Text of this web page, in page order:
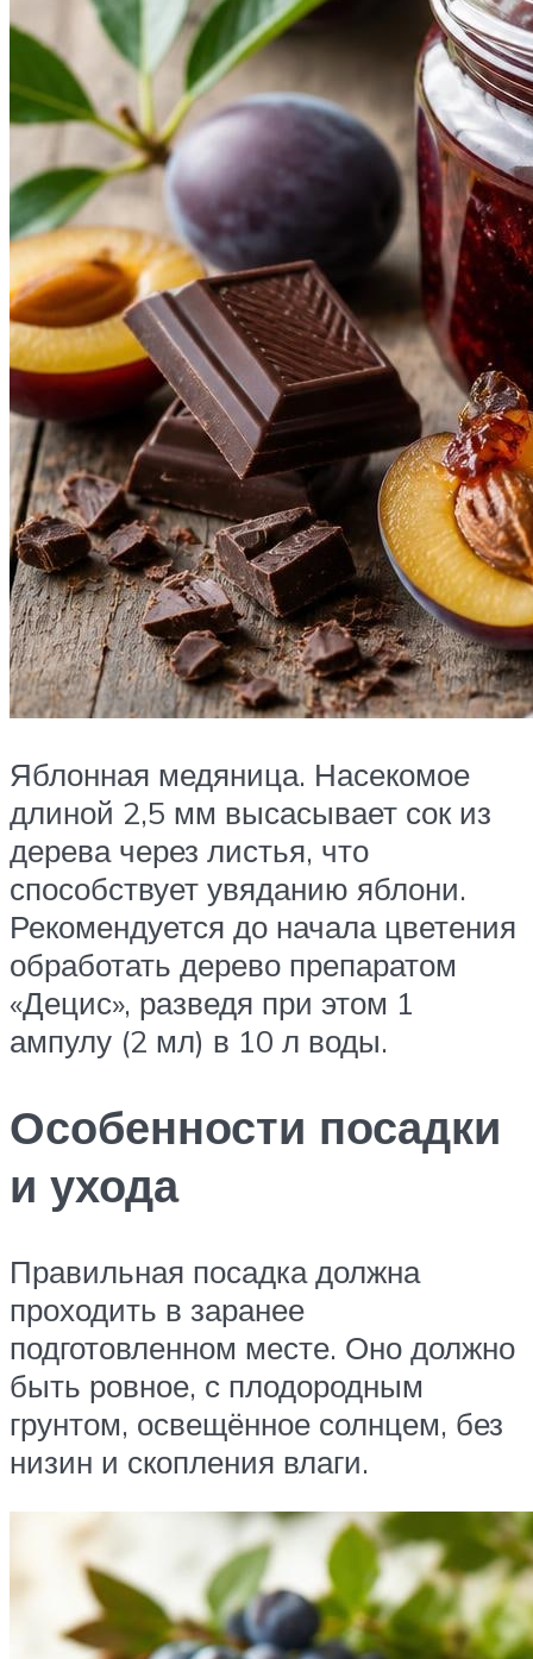
Яблонная медяница. Насекомое
длиной 2,5 мм высасывает сок из
дерева через листья, что
способствует увяданию яблони.
Рекомендуется до начала цветения
обработать дерево препаратом
«Децис», разведя при этом 1
ампулу (2 мл) в 10 л воды.
Особенности посадки
и ухода
Правильная посадка должна
проходить в заранее
подготовленном месте. Оно должно
быть ровное, с плодородным
грунтом, освещённое солнцем, без
низин и скопления влаги.